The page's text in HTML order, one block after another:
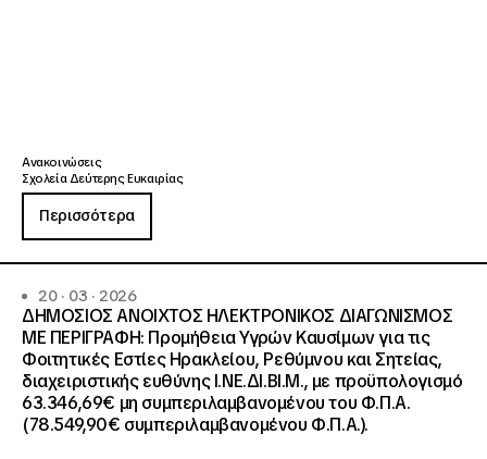
Ανακοινώσεις
Σχολεία Δεύτερης Ευκαιρίας
Περισσότερα
20 · 03 · 2026
ΔΗΜΟΣΙΟΣ ΑΝΟΙΧΤΟΣ ΗΛΕΚΤΡΟΝΙΚΟΣ ΔΙΑΓΩΝΙΣΜΟΣ
ΜΕ ΠΕΡΙΓΡΑΦΗ: Προμήθεια Υγρών Καυσίμων για τις
Φοιτητικές Εστίες Ηρακλείου, Ρεθύμνου και Σητείας,
διαχειριστικής ευθύνης Ι.ΝΕ.ΔΙ.ΒΙ.Μ., με προϋπολογισμό
63.346,69€ μη συμπεριλαμβανομένου του Φ.Π.Α.
(78.549,90€ συμπεριλαμβανομένου Φ.Π.Α.).